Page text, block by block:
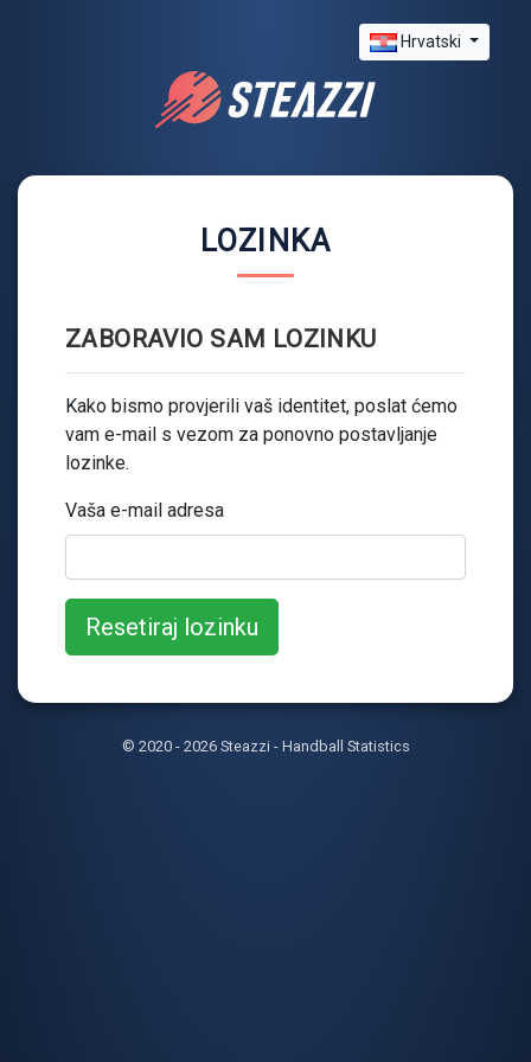
Hrvatski
LOZINKA
ZABORAVIO SAM LOZINKU
Kako bismo provjerili vaš identitet, poslat ćemo
vam e-mail s vezom za ponovno postavljanje
lozinke.
Vaša e-mail adresa
© 2020 - 2026 Steazzi - Handball Statistics